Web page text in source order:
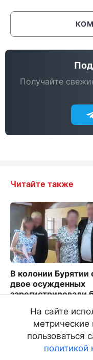
Получайте
Читайте также
В колонии Бурятии
двое осужденных
зарегистрировали
3173На сайте
пользоваться
политикой